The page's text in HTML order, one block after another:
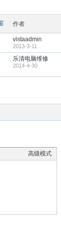
作者
vistaadmin
2013-3-11
乐清电脑维修
2014-4-30
高级模式